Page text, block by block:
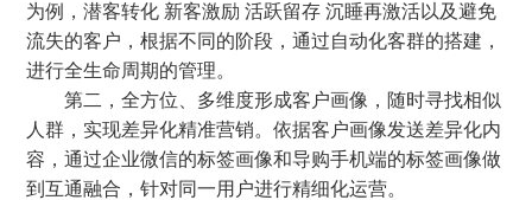
为例，潜客转化 新客激励 活跃留存 沉睡再激活以及避免
流失的客户，根据不同的阶段，通过自动化客群的搭建，
进行全生命周期的管理。
第二，全方位、多维度形成客户画像，随时寻找相似
人群，实现差异化精准营销。依据客户画像发送差异化内
容，通过企业微信的标签画像和导购手机端的标签画像做
到互通融合，针对同一用户进行精细化运营。